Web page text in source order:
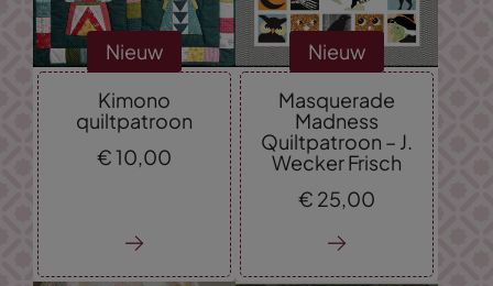
Nieuw
Kimono
quiltpatroon
€10,00
Nieuw
Masquerade
Madness
Quiltpatroon – J.
Wecker Frisch
€ 25,00